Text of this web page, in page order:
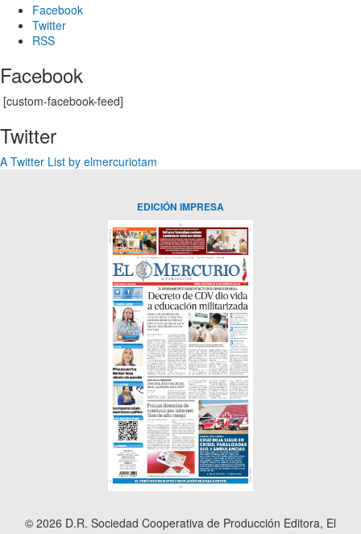
Facebook
Twitter
RSS
Facebook
[custom-facebook-feed]
Twitter
A Twitter List by elmercuriotam
EDICIÓN IMPRESA
© 2026 D.R. Sociedad Cooperativa de Producción Editora, El